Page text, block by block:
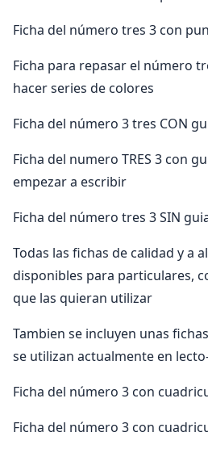
Ficha del número tres 3 con
Ficha para repasar el número
hacer series de colores
Ficha del número 3 tres CON
Ficha del numero TRES 3 con
empezar a escribir
Ficha del número tres 3 SIN
Todas las fichas de calidad y a
disponibles para particulares,
que las quieran utilizar
Tambien se incluyen unas
se utilizan actualmente en
Ficha del número 3 con
Ficha del número 3 con